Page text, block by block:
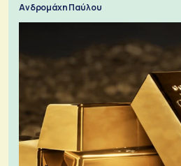
Ανδρομάχη Παύλου